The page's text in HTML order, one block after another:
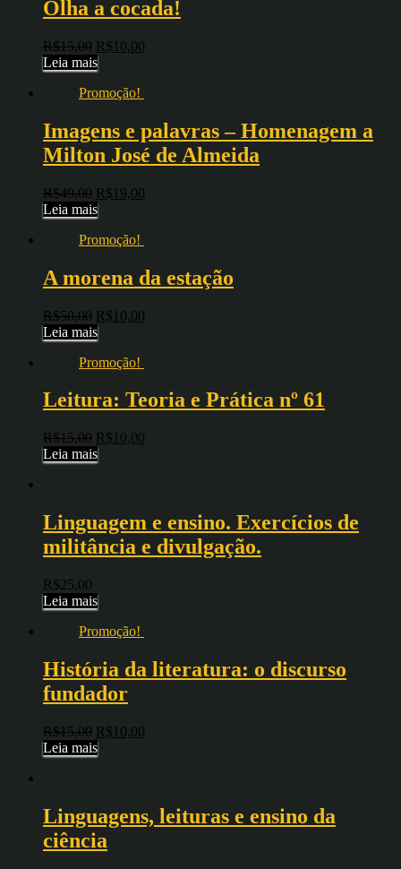
Olha a cocada!
R$15,00 R$ 10,00
Leia mais
Promoção!
Imagens e palavras – Homenagem a
Milton José de Almeida
R$49,00 R$ 19,00
Leia mais
Promoção!
A morena da estação
R$50,00 R$ 10,00
Leia mais
Promoção!
Leitura: Teoria e Prática nº 61
R$15,00 R$ 10,00
Leia mais
Linguagem e ensino. Exercícios de
militância e divulgação.
R$25,00
Leia mais
Promoção!
História da literatura: o discurso
fundador
R$15,00 R$ 10,00
Leia mais
Linguagens, leituras e ensino da
ciência